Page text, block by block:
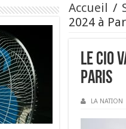
Accueil /
2024 à
Le
Paris
LA NATION